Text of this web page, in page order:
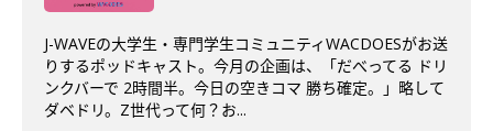
J-WAVEの大学生・専門学生コミュニティWACDOESがお送
りするポッドキャスト。今月の企画は、「だべってる ドリ
ンクバーで 2時間半。今日の空きコマ 勝ち確定。」略して
ダベドリ。Z世代って何？お...